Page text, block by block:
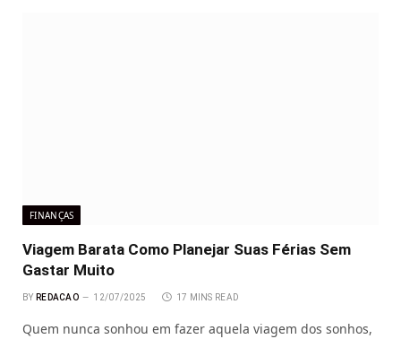
FINANÇAS
Viagem Barata Como Planejar Suas Férias Sem
Gastar Muito
BY REDACAO 12/07/2025 17 MINS READ
Quem nunca sonhou em fazer aquela viagem dos sonhos,